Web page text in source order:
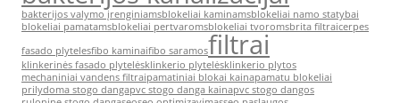
bakterijos valymo įrenginiamsblokeliai kaminamsblokeliai namo statybai
blokeliai pamatamsblokeliai pertvaromsblokeliai tvoromsbrita filtraicerpes
fasado plytelesfibo kaminaifibo saramosfiltrai
klinkerinės fasado plytelėsklinkerio plytelėsklinkerio plytos
mechaniniai vandens filtraipamatiniai blokai kainapamatu blokeliai
prilydoma stogo dangapvc stogo danga kainapvc stogo dangos